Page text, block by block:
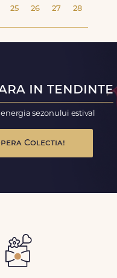
25 26 27 28
in tendinte
sezonului estival
Colectia!